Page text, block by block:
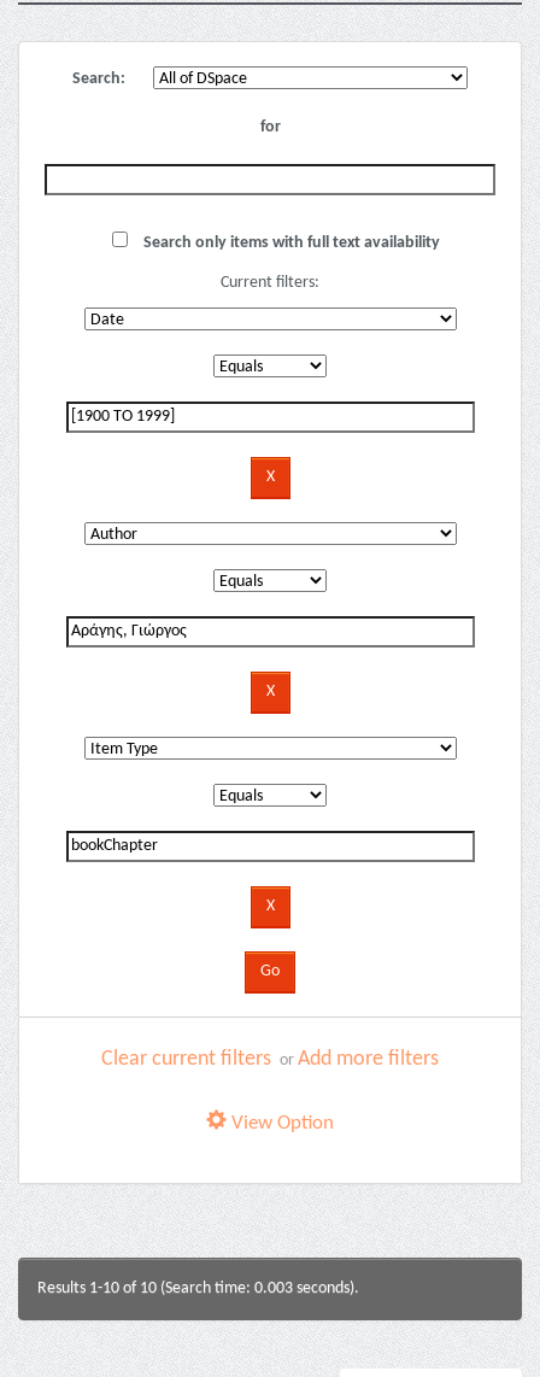
Search:
for
Search only items with full text availability
Current filters:
Clear current filters or Add more filters
View Option
Results 1-10 of 10 (Search time: 0.003 seconds).